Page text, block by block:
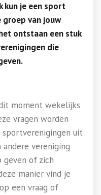
kun je een sport
groep van jouw
ontstaan een stuk
die
moment wekelijks
vragen worden
sportverenigingen uit
andere vereniging
geven of zich
manier vind je
een vraag of